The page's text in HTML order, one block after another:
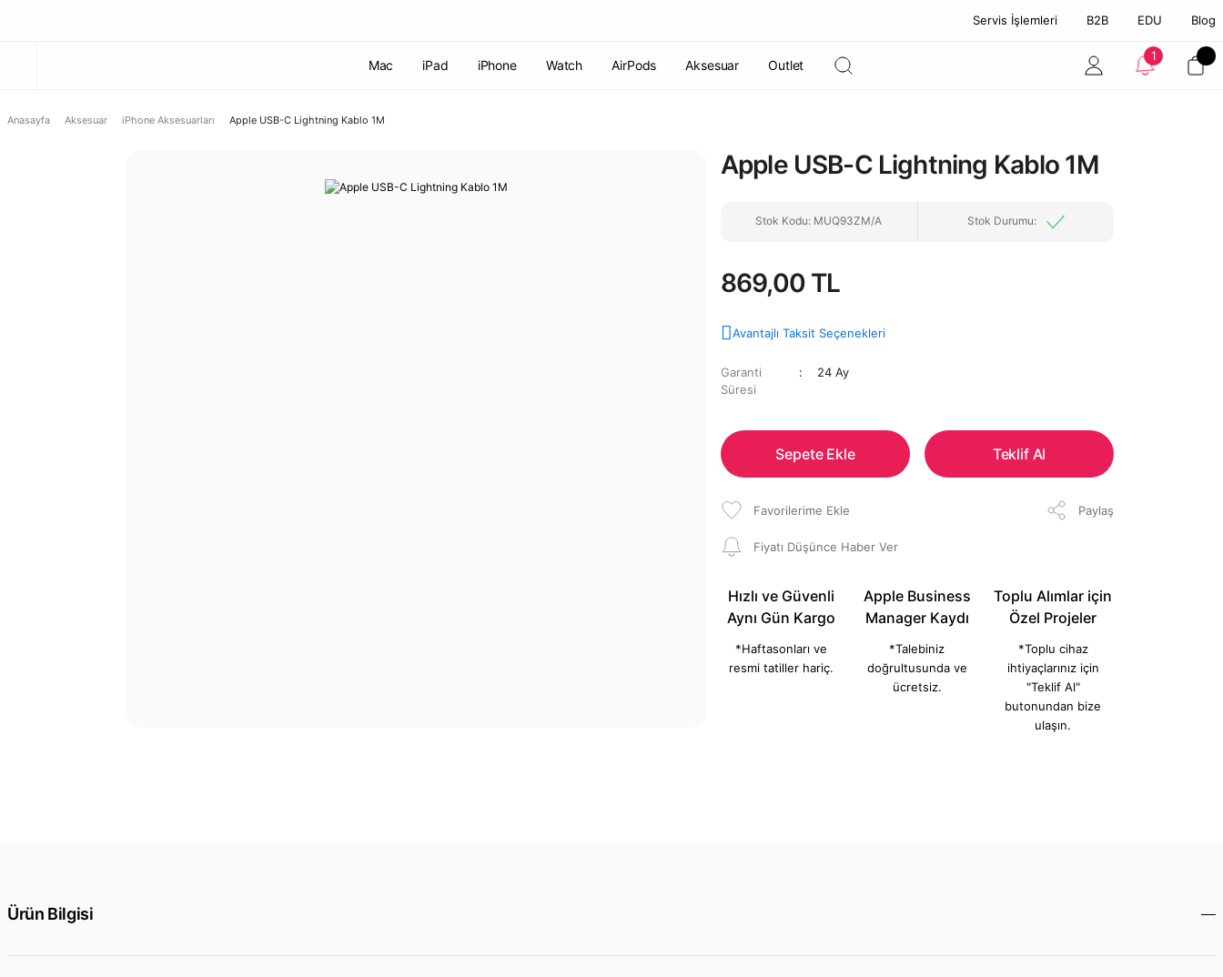
Servis İşlemleri B2B EDU Blog
Mac iPad iPhone Watch AirPods Aksesuar Outlet
1
Anasayfa Aksesuar iPhone Aksesuarları Apple USB-C Lightning Kablo 1M
Apple USB-C Lightning Kablo 1M
Stok Kodu: MUQ93ZM/A Stok Durumu:
869,00 TL
Avantajlı Taksit Seçenekleri
Garanti
Süresi
24 Ay
Sepete Ekle Teklif Al
Paylaş
Fiyatı Düşünce Haber Ver
Hızlı ve Güvenli
Aynı Gün Kargo
*Haftasonları ve
resmi tatiller hariç.
Apple Business
Manager Kaydı
*Talebiniz
doğrultusunda ve
ücretsiz.
Toplu Alımlar için
Özel Projeler
*Toplu cihaz
ihtiyaçlarınız için
"Teklif Al"
butonundan bize
ulaşın.
Ürün Bilgisi